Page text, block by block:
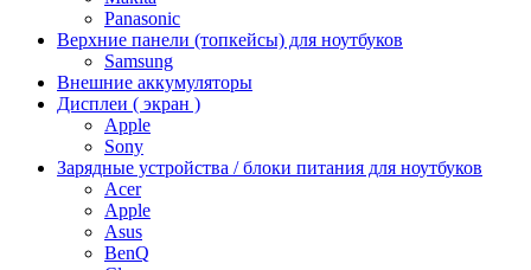
Panasonic
Верхние панели (топкейсы) для ноутбуков
Samsung
Внешние аккумуляторы
Дисплеи ( экран )
Apple
Sony
Зарядные устройства / блоки питания для ноутбуков
Acer
Apple
Asus
BenQ